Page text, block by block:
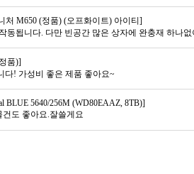
처 M650 (정품) (오프화이트) 아이티]
품)]
다! 가성비 좋은 제품 좋아요~
BLUE 5640/256M (WD80EAAZ, 8TB)]
도 좋아요.잘쓸게요